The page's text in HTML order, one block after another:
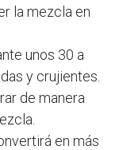
la mezcla en
unos 30 a
y crujientes.
de manera
en más